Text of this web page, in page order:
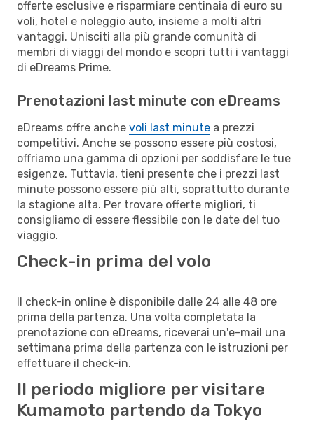
offerte esclusive e risparmiare centinaia di euro su
voli, hotel e noleggio auto, insieme a molti altri
vantaggi. Unisciti alla più grande comunità di
membri di viaggi del mondo e scopri tutti i vantaggi
di eDreams Prime.
Prenotazioni last minute con eDreams
eDreams offre anche voli last minute a prezzi
competitivi. Anche se possono essere più costosi,
offriamo una gamma di opzioni per soddisfare le tue
esigenze. Tuttavia, tieni presente che i prezzi last
minute possono essere più alti, soprattutto durante
la stagione alta. Per trovare offerte migliori, ti
consigliamo di essere flessibile con le date del tuo
viaggio.
Check-in prima del volo
Il check-in online è disponibile dalle 24 alle 48 ore
prima della partenza. Una volta completata la
prenotazione con eDreams, riceverai un'e-mail una
settimana prima della partenza con le istruzioni per
effettuare il check-in.
Il periodo migliore per visitare
Kumamoto partendo da Tokyo